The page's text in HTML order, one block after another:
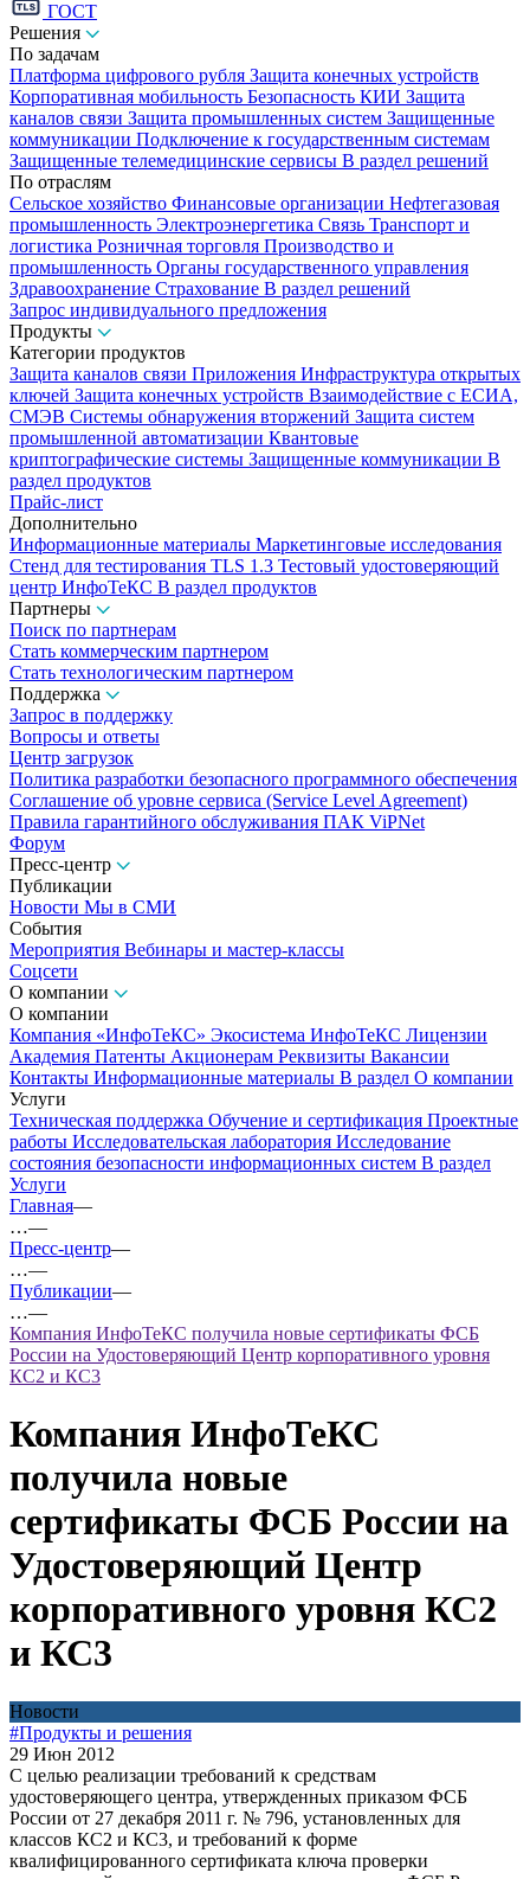
ГОСТ
Решения
По задачам
Платформа цифрового рубля Защита конечных устройств
Корпоративная мобильность Безопасность КИИ Защита
каналов связи Защита промышленных систем Защищенные
коммуникации Подключение к государственным системам
Защищенные телемедицинские сервисы В раздел решений
По отраслям
Сельское хозяйство Финансовые организации Нефтегазовая
промышленность Электроэнергетика Связь Транспорт и
логистика Розничная торговля Производство и
промышленность Органы государственного управления
Здравоохранение Страхование В раздел решений
Запрос индивидуального предложения
Продукты
Категории продуктов
Защита каналов связи Приложения Инфраструктура открытых
ключей Защита конечных устройств Взаимодействие с ЕСИА,
СМЭВ Системы обнаружения вторжений Защита систем
промышленной автоматизации Квантовые
криптографические системы Защищенные коммуникации В
раздел продуктов
Прайс-лист
Дополнительно
Информационные материалы Маркетинговые исследования
Стенд для тестирования TLS 1.3 Тестовый удостоверяющий
центр ИнфоТеКС В раздел продуктов
Партнеры
Поиск по партнерам
Стать коммерческим партнером
Стать технологическим партнером
Поддержка
Запрос в поддержку
Вопросы и ответы
Центр загрузок
Политика разработки безопасного программного обеспечения
Соглашение об уровне сервиса (Service Level Agreement)
Правила гарантийного обслуживания ПАК ViPNet
Форум
Пресс-центр
Публикации
Новости Мы в СМИ
События
Мероприятия Вебинары и мастер-классы
Соцсети
О компании
О компании
Компания «ИнфоТеКС» Экосистема ИнфоТеКС Лицензии
Академия Патенты Акционерам Реквизиты Вакансии
Контакты Информационные материалы В раздел О компании
Услуги
Техническая поддержка Обучение и сертификация Проектные
работы Исследовательская лаборатория Исследование
состояния безопасности информационных систем В раздел
Услуги
Главная—
…—
Пресс-центр—
…—
Публикации—
…—
Компания ИнфоТеКС получила новые сертификаты ФСБ
России на Удостоверяющий Центр корпоративного уровня
КС2 и КС3
Компания ИнфоТеКС
получила новые
сертификаты ФСБ России на
Удостоверяющий Центр
корпоративного уровня КС2
и КС3
Новости
#Продукты и решения
29 Июн 2012
С целью реализации требований к средствам
удостоверяющего центра, утвержденных приказом ФСБ
России от 27 декабря 2011 г. № 796, установленных для
классов КС2 и КС3, и требований к форме
квалифицированного сертификата ключа проверки